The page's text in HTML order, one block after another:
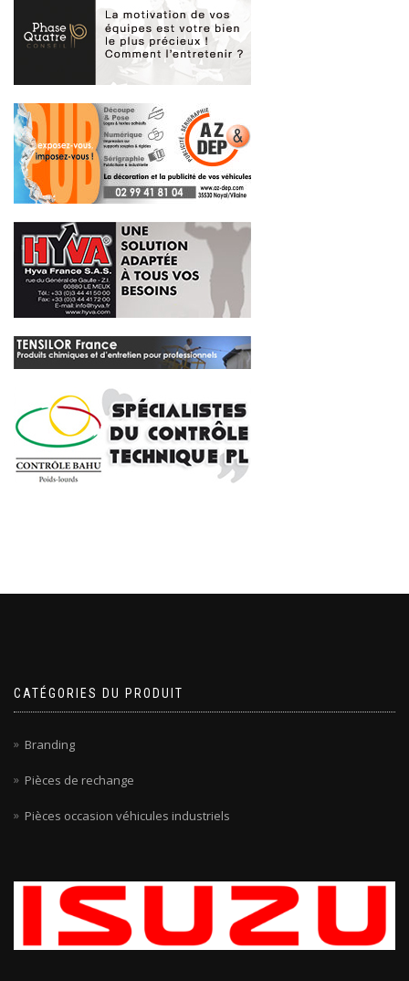
CATÉGORIES DU PRODUIT
Branding
Pièces de rechange
Pièces occasion véhicules industriels